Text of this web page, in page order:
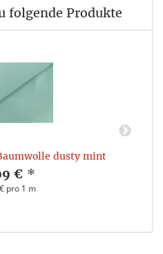
folgende Produkte
dusty mint
€ *
pro 1 m